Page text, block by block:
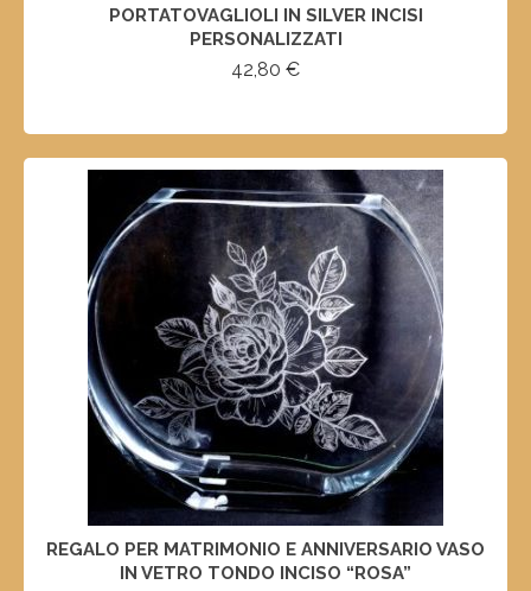
PORTATOVAGLIOLI IN SILVER INCISI
PERSONALIZZATI
42,80 €
REGALO PER MATRIMONIO E ANNIVERSARIO VASO
IN VETRO TONDO INCISO “ROSA”